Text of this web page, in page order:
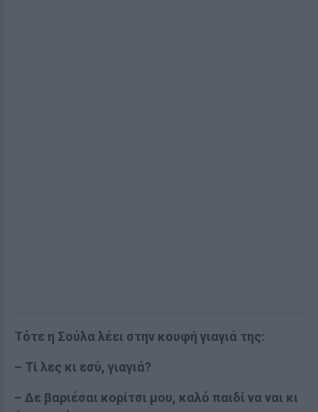
Τότε η Σούλα λέει στην κουφή γιαγιά της:
– Τί λες κι εσύ, γιαγιά?
– Δε βαριέσαι κορίτσι μου, καλό παιδί να ναι κι